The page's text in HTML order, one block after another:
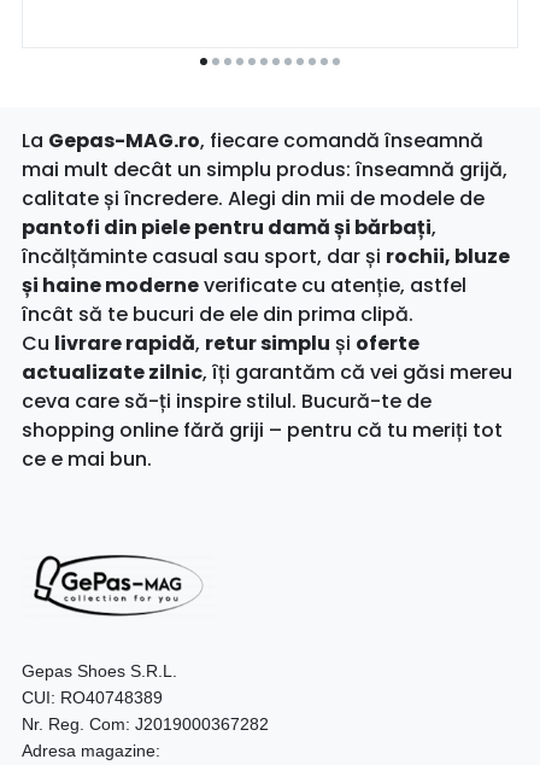
La Gepas-MAG.ro, fiecare comandă înseamnă
mai mult decât un simplu produs: înseamnă grijă,
calitate și încredere. Alegi din mii de modele de
pantofi din piele pentru damă și bărbați,
încălțăminte casual sau sport, dar și rochii, bluze
și haine moderneverificate cu atenție, astfel
încât să te bucuri de ele din prima clipă.
Cu livrare rapidă, retur simplu și oferte
actualizate zilnic, îți garantăm că vei găsi mereu
ceva care să-ți inspire stilul. Bucură-te de
shopping online fără griji – pentru că tu meriți tot
ce e mai bun.
Gepas Shoes S.R.L.
CUI: RO40748389
Nr. Reg. Com: J2019000367282
Adresa magazine: